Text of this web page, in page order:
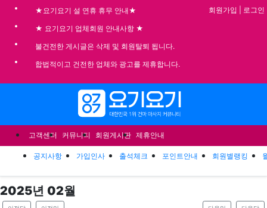
★요기요기 설 연휴 휴무 안내★
★ 요기요기 업체회원 안내사항 ★
불건전한 게시글은 삭제 및 회원탈퇴 됩니다.
합법적이고 건전한 업체와 광고를 제휴합니다.
회원가입 로그인
고객센터 커뮤니티 회원게시판 제휴안내
공지사항 가입인사 출석체크 포인트안내 회원별랭킹
2025년 02월